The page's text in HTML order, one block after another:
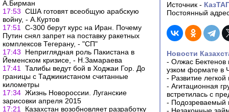
А.Бирман
17:53 США готовят всеобщую арабскую
войну, - А.Куртов
17:51
С-300 берут курс на Иран. Почему
Путин снял запрет на поставку ракетных
комплексов Тегерану, - "СП"
17:43
Неприглядная роль Пакистана в
Йеменском кризисе, - Н.Замараева
17:41
Талибы ведут бой в Ходжаи Гор. До
границы с Таджикистаном считанные
километры
17:34 Жизнь Новороссии. Луганские
зарисовки апреля 2015
17:21
Казахстан возобновляет разработку
Источник - КазТАГ
Постоянный
Новости
- Олжас Бектенов
узком формате в
- Развитие
- Агитационная
встретилась с
- Подозреваемый